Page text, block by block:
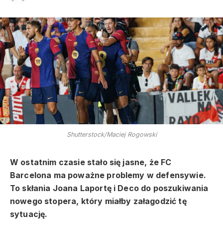
Shutterstock/Maciej Rogowski
W ostatnim czasie stało się jasne, że FC
Barcelona ma poważne problemy w defensywie.
To skłania Joana Laportę i Deco do poszukiwania
nowego stopera, który miałby załagodzić tę
sytuację.